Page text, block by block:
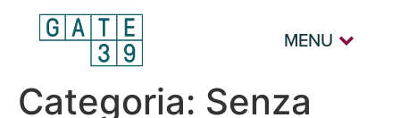
MENU
Categoria: Senza